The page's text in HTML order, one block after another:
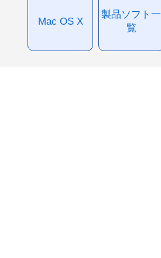
Mac OS X
製品ソフト一
覧